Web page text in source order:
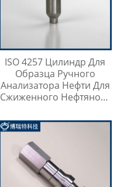
ISO 4257 Цилиндр Для
Образца Ручного
Анализатора Нефти Для
Сжиженного Нефтяного